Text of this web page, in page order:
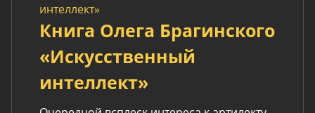
Книга Олега Брагинского
«Искусственный
интеллект»